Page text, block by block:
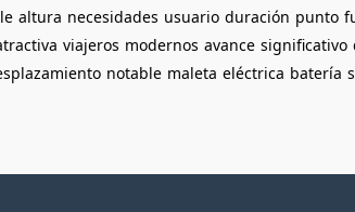
altura necesidades usuario duración punto
viajeros modernos avance significativo
notable maleta eléctrica batería